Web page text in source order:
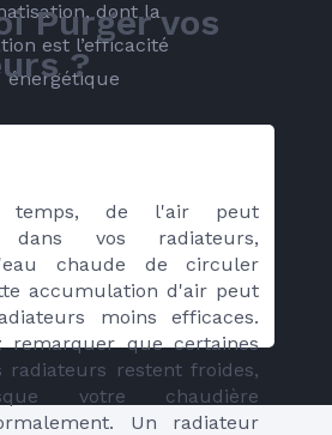
Purger vos
?
de l'air peut
dans vos radiateurs,
chaude de circuler
accumulation d'air peut
moins efficaces.
remarquer que certaines
radiateurs restent froides,
votre chaudière
Un radiateur
dont la
est l’efficacité
énergétique